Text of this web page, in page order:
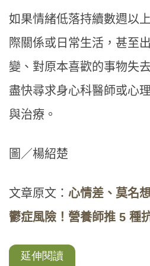
如果情緒低落持續數週以
際關係或日常生活，甚至
變、對原本喜歡的事物失
盡快尋求身心科醫師或心
與治療。
圖／楊紹楚
文章原文： 心情差、莫名
鬱症風險！營養師推 5 種